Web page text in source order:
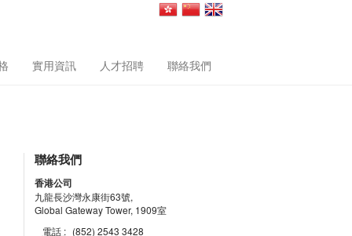
實用資訊 人才招聘 聯絡我們
聯絡我們
香港公司
九龍長沙灣永康街63號,
Global Gateway Tower, 1909室
電話 : (852) 2543 3428